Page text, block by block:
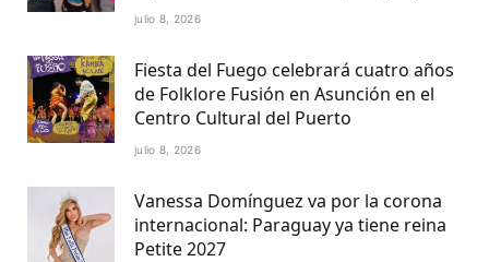
julio 8, 2026
Fiesta del Fuego celebrará cuatro años
de Folklore Fusión en Asunción en el
Centro Cultural del Puerto
julio 8, 2026
Vanessa Domínguez va por la corona
internacional: Paraguay ya tiene reina
Petite 2027